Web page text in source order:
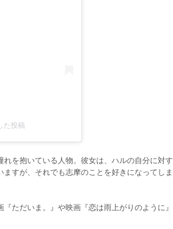
た投稿
を抱いている人物。彼女は、ハルの自分に対す
すが、それでも志摩のことを好きになってしま
ただいま。』や映画『恋は雨上がりのように』